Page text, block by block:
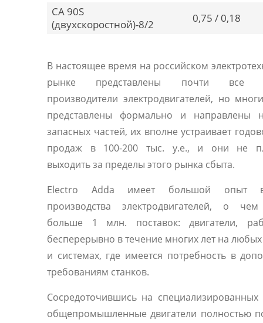
CA 90S
(двухскоростной)-8/2
0,75 / 0,18
В настоящее время на российском
рынке представлены почти все
производители электродвигателей, но
представлены формально и направлены
запасных частей, их вполне устраивает
продаж в 100-200 тыс. у.е., и они не
выходить за пределы этого рынка сбыта.
Electro Adda имеет большой опыт
производства электродвигателей, о
больше 1 млн. поставок: двигатели,
бесперерывно в течение многих лет на
и системах, где имеется потребность в
требованиям станков.
Сосредоточившись на специализированных
общепромышленные двигатели полностью